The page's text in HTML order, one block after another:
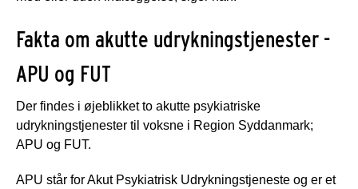
Fakta om akutte udrykningstjenester -
APU og FUT
Der findes i øjeblikket to akutte psykiatriske
udrykningstjenester til voksne i Region Syddanmark;
APU og FUT.
APU står for Akut Psykiatrisk Udrykningstjeneste og er et